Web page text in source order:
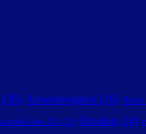
(36) Arbeitslosigkeit (26) Auto
über 5G (13) Dresden (24)